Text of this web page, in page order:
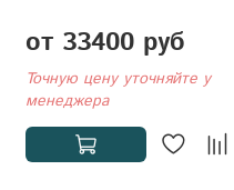
от 33400 руб
Точную цену уточняйте у
менеджера